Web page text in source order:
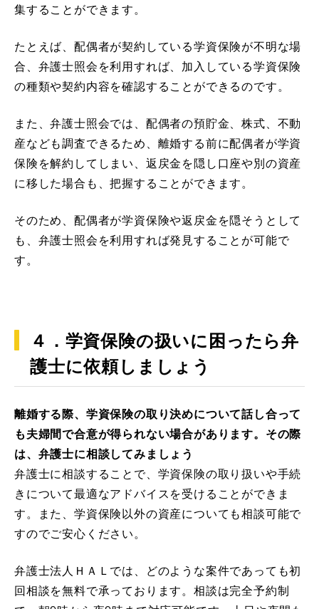
集することができます。
たとえば、配偶者が契約している学資保険が不明な場
合、弁護士照会を利用すれば、加入している学資保険
の種類や契約内容を確認することができるのです。
また、弁護士照会では、配偶者の預貯金、株式、不動
産なども調査できるため、離婚する前に配偶者が学資
保険を解約してしまい、返戻金を隠し口座や別の資産
に移した場合も、把握することができます。
そのため、配偶者が学資保険や返戻金を隠そうとして
も、弁護士照会を利用すれば発見することが可能で
す。
４．学資保険の扱いに困ったら弁
護士に依頼しましょう
離婚する際、学資保険の取り決めについて話し合って
も夫婦間で合意が得られない場合があります。その際
は、弁護士に相談してみましょう
弁護士に相談することで、学資保険の取り扱いや手続
きについて最適なアドバイスを受けることができま
す。また、学資保険以外の資産についても相談可能で
すのでご安心ください。
弁護士法人ＨＡＬでは、どのような案件であっても初
回相談を無料で承っております。相談は完全予約制